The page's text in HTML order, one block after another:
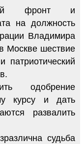
фронт и
на должность
Владимира
Москве шествие
патриотический
одобрение
курсу и дать
развалить
судьба